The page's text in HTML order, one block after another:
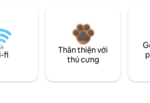
fi
Thân thiện với
thú cưng